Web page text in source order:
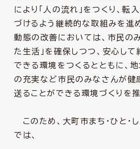
により「人の流れ」をつくり、転
づけるよう継続的な取組みを進
動態の改善においては、市民の
た生活」を確保しつつ、安心して
できる環境をつくるとともに、
の充実など市民のみなさんが健
送ることができる環境づくりを推
このため、大町市まち・ひと・
では、